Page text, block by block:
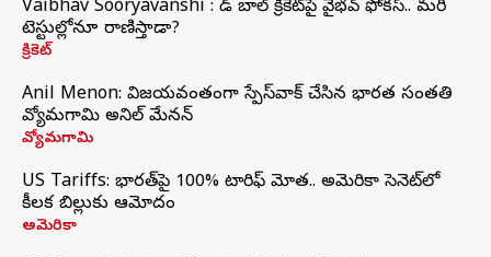
Vaibhav Sooryavanshi : రెడ్ బాల్ క్రికెట్‌పై వైభవ్ ఫోకస్.. మరి
టెస్టుల్లోనూ రాణిస్తాడా?
క్రికెట్
Anil Menon: విజయవంతంగా స్పేస్‌వాక్‌ చేసిన భారత సంతతి
వ్యోమగామి అనిల్‌ మేనన్
వ్యోమగామి
US Tariffs: భారత్‌పై 100% టారిఫ్‌ మోత.. అమెరికా సెనెట్‌లో
కీలక బిల్లుకు ఆమోదం
అమెరికా